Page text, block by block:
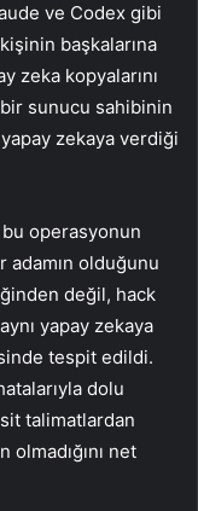
ve Codex gibi
başkalarına
zeka kopyalarını
sunucu sahibinin
zekaya verdiği
bu operasyonun
adamın olduğunu
değil, hack
yapay zekaya
tespit edildi.
dolu
talimatlardan
olmadığını net